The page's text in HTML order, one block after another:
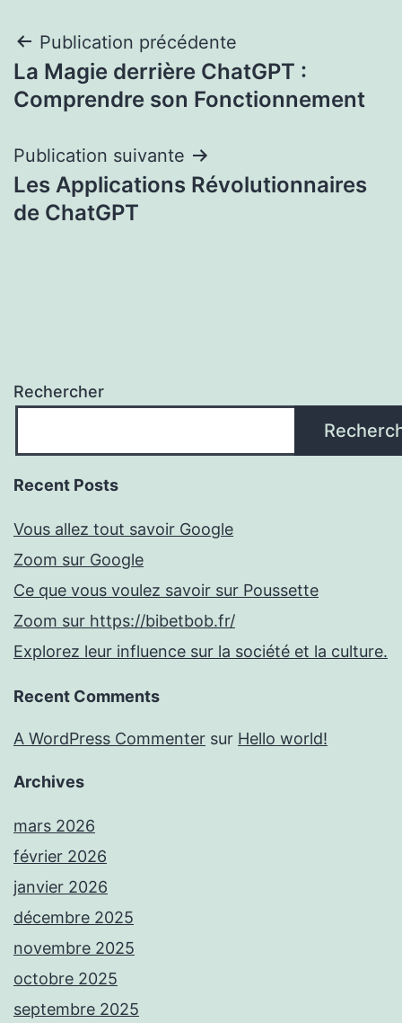
Navigation
de
Publication précédente
La Magie derrière ChatGPT :
Comprendre son Fonctionnement
Publication suivante
Les Applications Révolutionnaires
de ChatGPT
Rechercher
Recent Posts
Vous allez tout savoir Google
Zoom sur Google
Ce que vous voulez savoir sur Poussette
Zoom sur https://bibetbob.fr/
Explorez leur influence sur la société et la culture.
Recent Comments
A WordPress Commenter sur Hello world!
Archives
mars 2026
février 2026
janvier 2026
décembre 2025
novembre 2025
octobre 2025
septembre 2025